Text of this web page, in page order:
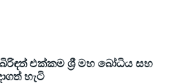
එක්කම ශ්‍රී මහ බෝධිය සහ
හැටි